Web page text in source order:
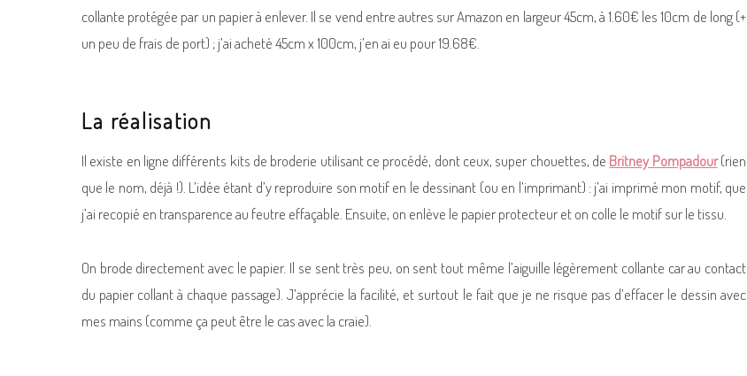
collante protégée par un papier à enlever. Il se vend entre autres sur Amazon en largeur 45cm, à 1.60€ les 10cm de long (+
un peu de frais de port) ; j’ai acheté 45cm x 100cm, j’en ai eu pour 19.68€.
La réalisation
Il existe en ligne différents kits de broderie utilisant ce procédé, dont ceux, super chouettes, de Britney Pompadour(rien
que le nom, déjà !). L’idée étant d’y reproduire son motif en le dessinant (ou en l’imprimant) : j’ai imprimé mon motif, que
j’ai recopié en transparence au feutre effaçable. Ensuite, on enlève le papier protecteur et on colle le motif sur le tissu.
On brode directement avec le papier. Il se sent très peu, on sent tout même l’aiguille légèrement collante car au contact
du papier collant à chaque passage). J’apprécie la facilité, et surtout le fait que je ne risque pas d’effacer le dessin avec
mes mains (comme ça peut être le cas avec la craie).